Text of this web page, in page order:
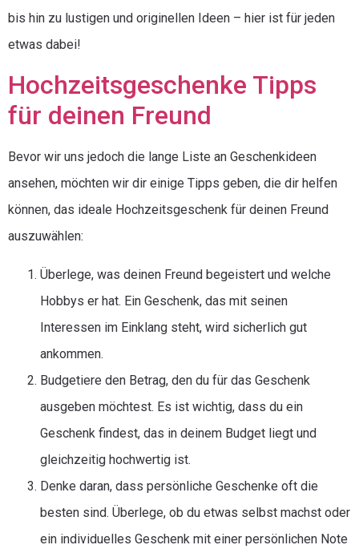
bis hin zu lustigen und originellen Ideen – hier ist für jeden
etwas dabei!
Hochzeitsgeschenke Tipps
für deinen Freund
Bevor wir uns jedoch die lange Liste an Geschenkideen
ansehen, möchten wir dir einige Tipps geben, die dir helfen
können, das ideale Hochzeitsgeschenk für deinen Freund
auszuwählen:
Überlege, was deinen Freund begeistert und welche
Hobbys er hat. Ein Geschenk, das mit seinen
Interessen im Einklang steht, wird sicherlich gut
ankommen.
Budgetiere den Betrag, den du für das Geschenk
ausgeben möchtest. Es ist wichtig, dass du ein
Geschenk findest, das in deinem Budget liegt und
gleichzeitig hochwertig ist.
Denke daran, dass persönliche Geschenke oft die
besten sind. Überlege, ob du etwas selbst machst oder
ein individuelles Geschenk mit einer persönlichen Note